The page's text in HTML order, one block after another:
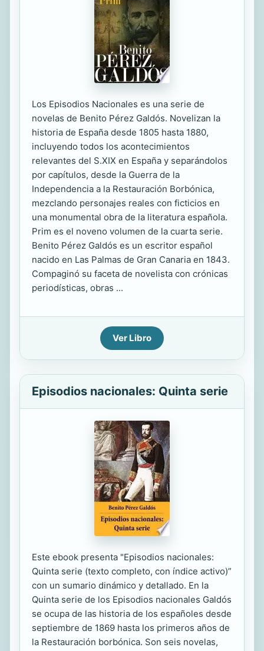
Los Episodios Nacionales es una serie de
novelas de Benito Pérez Galdós. Novelizan la
historia de España desde 1805 hasta 1880,
incluyendo todos los acontecimientos
relevantes del S.XIX en España y separándolos
por capítulos, desde la Guerra de la
Independencia a la Restauración Borbónica,
mezclando personajes reales con ficticios en
una monumental obra de la literatura española.
Prim es el noveno volumen de la cuarta serie.
Benito Pérez Galdós es un escritor español
nacido en Las Palmas de Gran Canaria en 1843.
Compaginó su faceta de novelista con crónicas
periodísticas, obras ...
Ver Libro
Episodios nacionales: Quinta serie
Este ebook presenta "Episodios nacionales:
Quinta serie (texto completo, con índice activo)”
con un sumario dinámico y detallado. En la
Quinta serie de los Episodios nacionales Galdós
se ocupa de las historia de los españoles desde
septiembre de 1869 hasta los primeros años de
la Restauración borbónica. Son seis novelas,